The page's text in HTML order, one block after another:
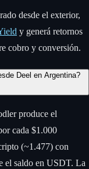
desde el exterior,
y generá retornos
cobro y conversión.
Deel en Argentina?
produce el
cada $1.000
(~1.477) con
el saldo en USDT. La